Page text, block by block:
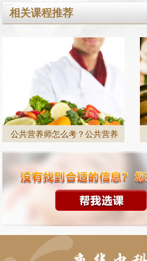
相关课程推荐
公共营养师怎么考？公共营养